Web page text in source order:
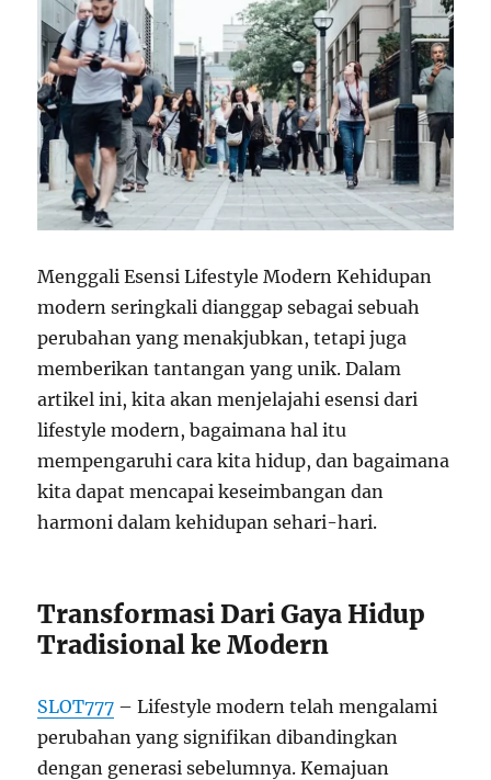
Menggali Esensi Lifestyle Modern Kehidupan
modern seringkali dianggap sebagai sebuah
perubahan yang menakjubkan, tetapi juga
memberikan tantangan yang unik. Dalam
artikel ini, kita akan menjelajahi esensi dari
lifestyle modern, bagaimana hal itu
mempengaruhi cara kita hidup, dan bagaimana
kita dapat mencapai keseimbangan dan
harmoni dalam kehidupan sehari-hari.
Transformasi Dari Gaya Hidup
Tradisional ke Modern
SLOT777 – Lifestyle modern telah mengalami
perubahan yang signifikan dibandingkan
dengan generasi sebelumnya. Kemajuan